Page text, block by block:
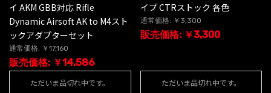
イ AKM GBB対応 Rifle
Dynamic Airsoft AK to M4スト
ックアダプターセット
通常価格: ￥17,160
販売価格: ￥14,586
ただいま品切れ中です。
イプ CTRストック 各色
通常価格: ￥3,300
販売価格: ￥3,300
ただいま品切れ中です。